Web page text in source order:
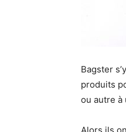
Bagster
produits
ou autre à
Alors ils